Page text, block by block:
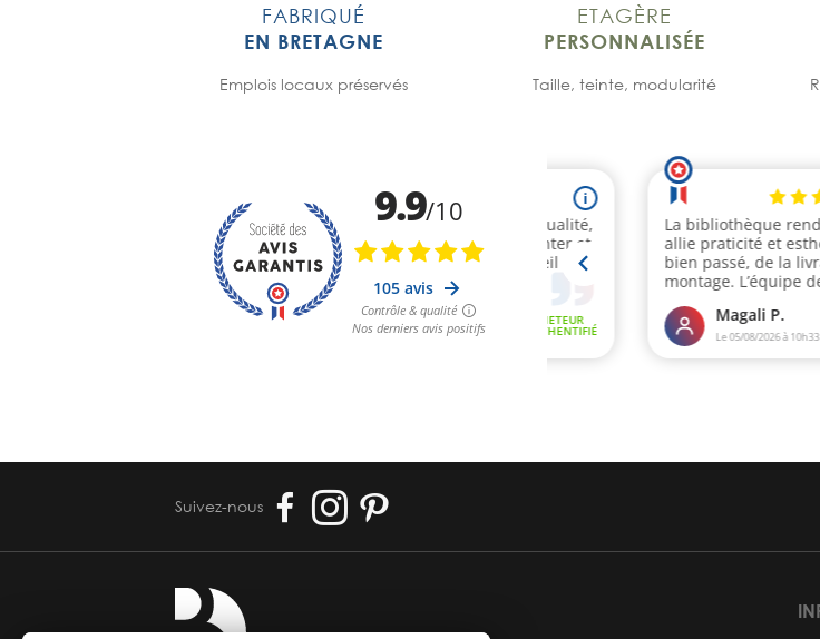
FABRIQUÉ
EN BRETAGNE
Emplois locaux préservés
ETAGÈRE
PERSONNALISÉE
Taille, teinte, modularité
Suivez-nous